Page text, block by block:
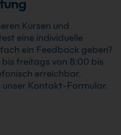
an die
Kursen und
eine individuelle
ein Feedback geben?
freitags von 8:00 bis
erreichbar.
Kontakt-Formular.